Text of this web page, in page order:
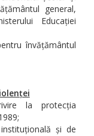
general,
Educației
învățământul
la protecția
și de